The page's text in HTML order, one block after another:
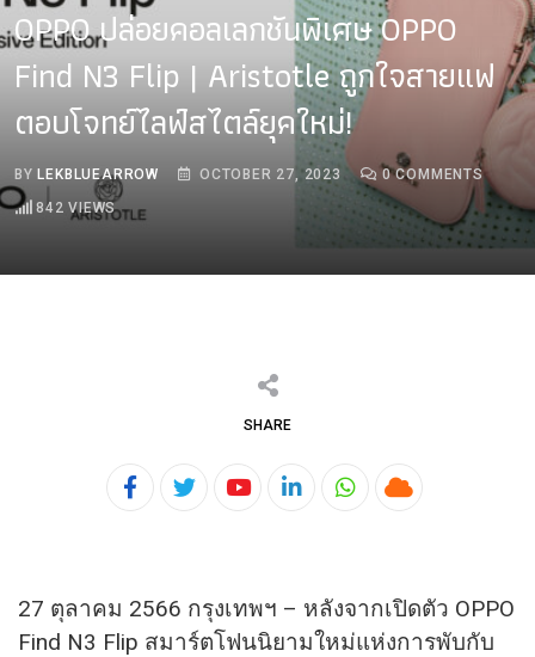
OPPO ปล่อยคอลเลกชันพิเศษ OPPO
Find N3 Flip | Aristotle ถูกใจสายแฟ
ตอบโจทย์ไลฟ์สไตล์ยุคใหม่!
BYLEKBLUEARROW OCTOBER 27, 2023 0COMMENTS
842 VIEWS
SHARE
YoutubeLinkedInWhatsapp
Cloud
27 ตุลาคม 2566 กรุงเทพฯ – หลังจากเปิดตัว OPPO
Find N3 Flip สมาร์ตโฟนนิยามใหม่แห่งการพับกับ